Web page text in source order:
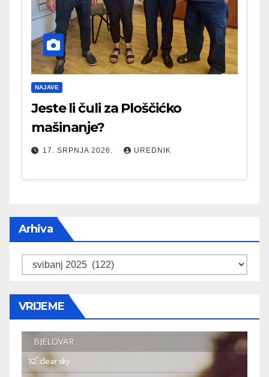
NAJAVE
Jeste li čuli za Ploščićko
mašinanje?
17. SRPNJA 2026. UREDNIK
Arhiva
Arhiva
VRIJEME
BJELOVAR
32° clear sky